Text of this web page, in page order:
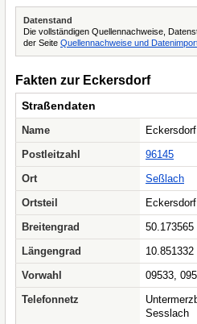
Datenstand
Die vollständigen Quellennachweise,
der Seite Quellennachweise und
Fakten zur Eckersdorf
Straßendaten
Name
Eckersdorf
Postleitzahl
96145
Ort
Seßlach
Ortsteil
Eckersdorf
Breitengrad
50.173565
Längengrad
10.851332
Vorwahl
09533,
Telefonnetz
Sesslach